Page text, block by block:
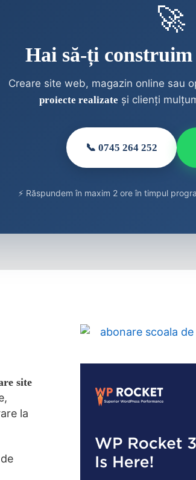
🚀
Hai să-ți
Creare site web, magazin online sau
proiecte realizate și clienți
📞 0745 264 252
⚡ Răspundem în maxim 2 ore în timpul
site
la